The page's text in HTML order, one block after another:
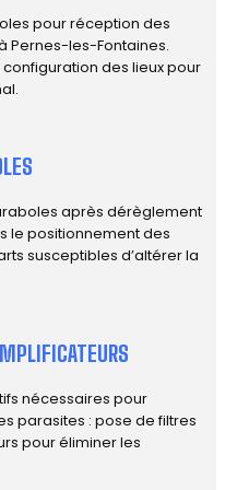
pour réception des
Pernes-les-Fontaines.
configuration des lieux pour
après dérèglement
le positionnement des
susceptibles d’altérer la
nécessaires pour
parasites : pose de filtres
pour éliminer les